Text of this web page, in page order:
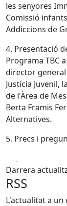
les senyores
Comissió
Addiccions de
4. Presentació
Programa TBC
director general
Justícia Juvenil,
de l'Àrea de
Berta Framis
Alternatives.
5. Precs i
Darrera
RSS
L'actualitat a un